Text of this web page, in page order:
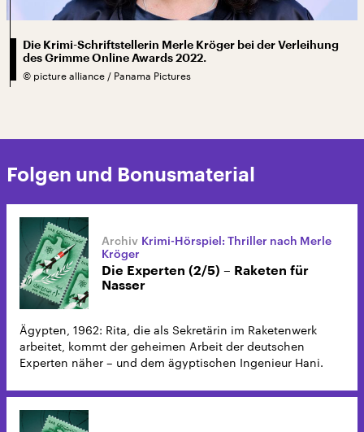
Die Krimi-Schriftstellerin Merle Kröger bei der Verleihung
des Grimme Online Awards 2022.
© picture alliance / Panama Pictures
Folgen und Bonusmaterial
Krimi-Hörspiel: Thriller nach Merle
Kröger
Die Experten (2/5) – Raketen für
Nasser
Ägypten, 1962: Rita, die als Sekretärin im Raketenwerk
arbeitet, kommt der geheimen Arbeit der deutschen
Experten näher – und dem ägyptischen Ingenieur Hani.